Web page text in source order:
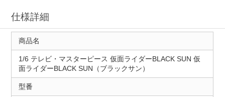
仕様詳細
商品名
1/6 テレビ・マスターピース 仮面ライダーBLACK SUN 仮
面ライダーBLACK SUN（ブラックサン）
型番